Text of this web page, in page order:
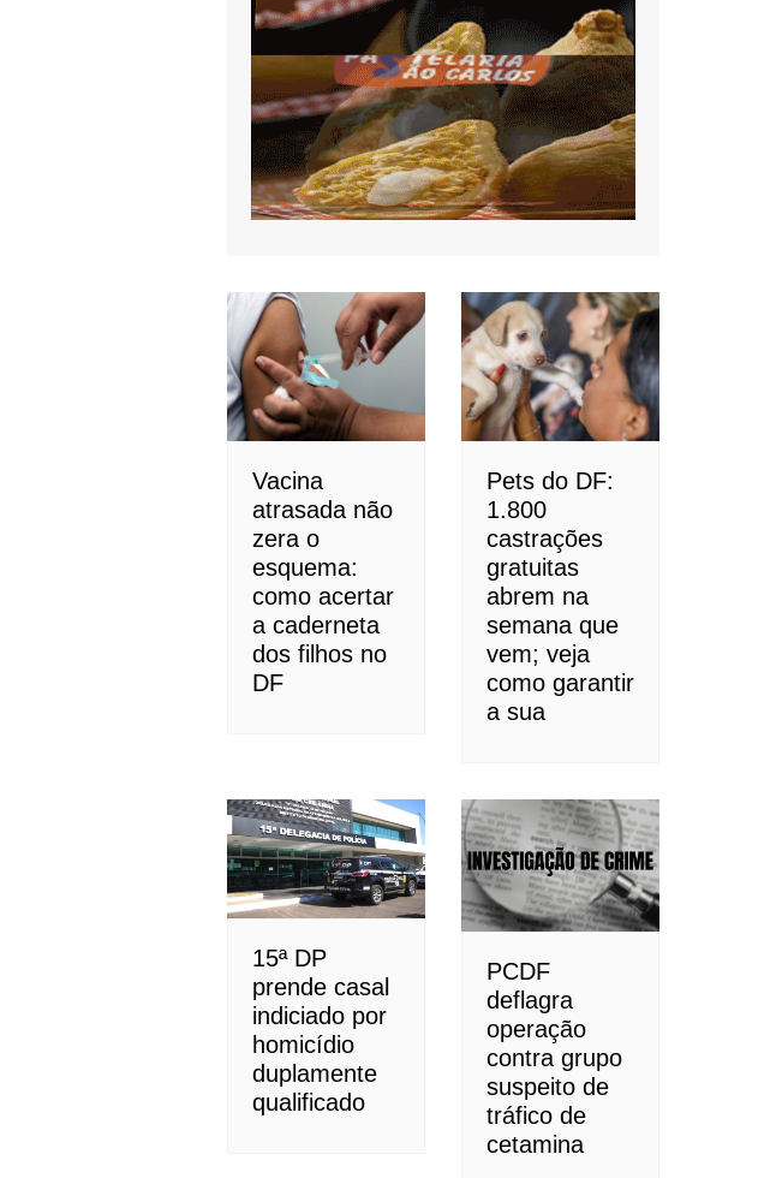
Vacina
atrasada não
zera o
esquema:
como acertar
a caderneta
dos filhos no
DF
Pets do DF:
1.800
castrações
gratuitas
abrem na
semana que
vem; veja
como garantir
a sua
15ª DP
prende casal
indiciado por
homicídio
duplamente
qualificado
PCDF
deflagra
operação
contra grupo
suspeito de
tráfico de
cetamina